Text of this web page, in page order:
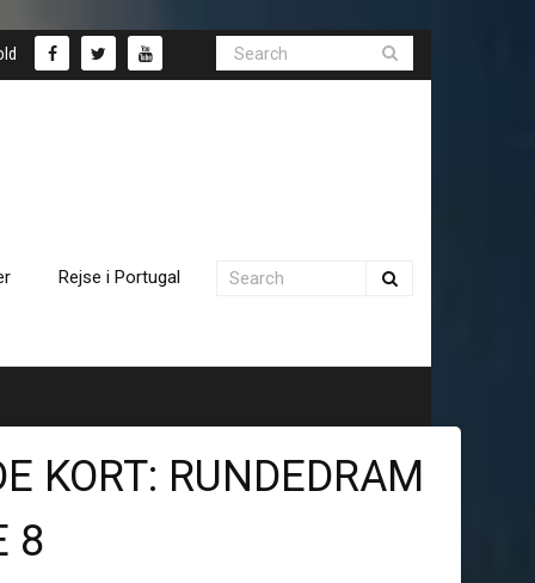
Rejse i Portugal
KORT: RUNDEDRAM
8